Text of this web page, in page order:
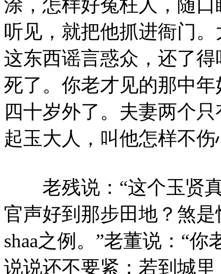
涂，怎样好冤枉人，随
听见，就把他抓进衙门
这东西谣言惑众，还了
死了。你老才见的那中
四十岁外了。夫妻两个
起玉大人，叫他怎样不伤
老残说：“这个玉贤真
官声好到那步田地？煞
shaa之例。”老董说：“
说说还不要紧；若到城